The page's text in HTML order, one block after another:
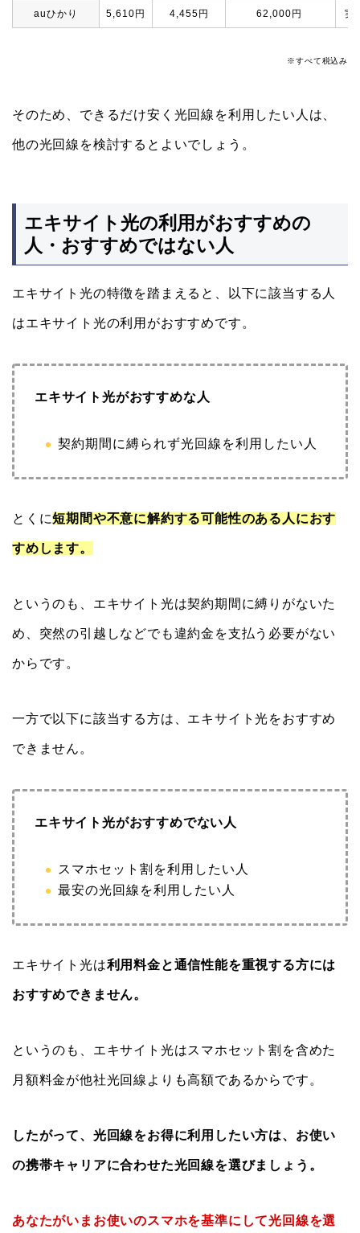
auひかり 5,610円 4,455円 62,000円 実
※すべて税込み
そのため、できるだけ安く光回線を利用したい人は、
他の光回線を検討するとよいでしょう。
エキサイト光の利用がおすすめの
人・おすすめではない人
エキサイト光の特徴を踏まえると、以下に該当する人
はエキサイト光の利用がおすすめです。
エキサイト光がおすすめな人
契約期間に縛られず光回線を利用したい人
とくに短期間や不意に解約する可能性のある人におす
すめします。
というのも、エキサイト光は契約期間に縛りがないた
め、突然の引越しなどでも違約金を支払う必要がない
からです。
一方で以下に該当する方は、エキサイト光をおすすめ
できません。
エキサイト光がおすすめでない人
スマホセット割を利用したい人
最安の光回線を利用したい人
エキサイト光は利用料金と通信性能を重視する方には
おすすめできません。
というのも、エキサイト光はスマホセット割を含めた
月額料金が他社光回線よりも高額であるからです。
したがって、光回線をお得に利用したい方は、お使い
の携帯キャリアに合わせた光回線を選びましょう。
あなたがいまお使いのスマホを基準にして光回線を選